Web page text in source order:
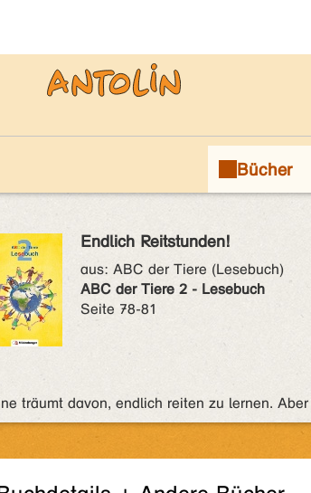
Endlich Reitstunden!
aus: ABC der Tiere (Lesebuch)
ABC der Tiere 2 - Lesebuch
Seite 78-81
träumt davon, endlich reiten zu lernen.